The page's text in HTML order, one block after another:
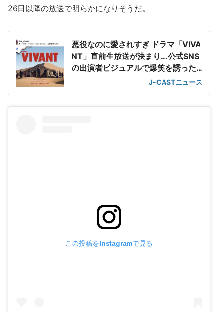
26日以降の放送で明らかになりそうだ。
悪役なのに愛されすぎ ドラマ「VIVA
NT」直前生放送が決まり...公式SNS
の出演者ビジュアルで爆笑を誘った
J-CASTニュース
この投稿をInstagramで見る